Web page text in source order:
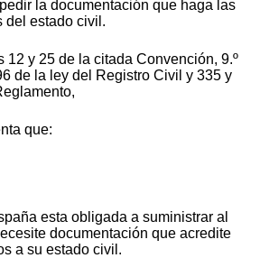
la documentación que haga las
del estado civil.
12 y 25 de la citada Convención, 9.º
de la ley del Registro Civil y 335 y
que:
esta obligada a suministrar al
documentación que acredite
a su estado civil.